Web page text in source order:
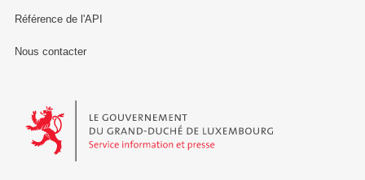
Référence de l'API
Nous contacter
Le Gouvernement du Grand-Duché de Luxembourg - Service